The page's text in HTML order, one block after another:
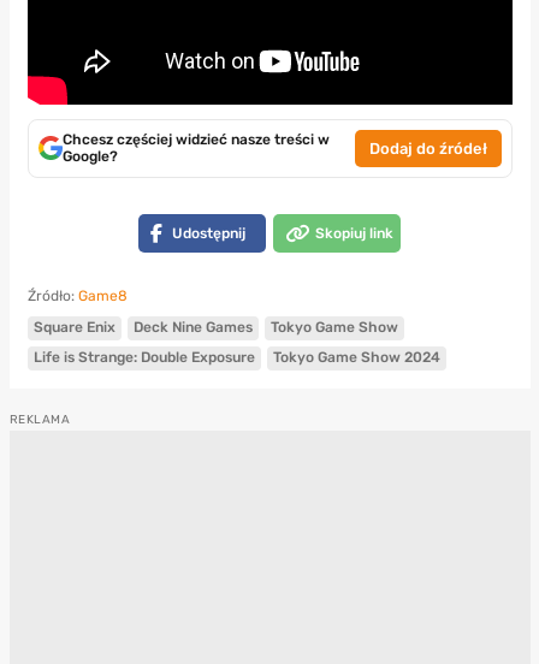
Chcesz częściej widzieć nasze treści w
Google?
Dodaj do źródeł
Udostępnij Skopiuj link
Źródło: Game8
Square Enix
Deck Nine Games
Tokyo Game Show
Life is Strange: Double Exposure
Tokyo Game Show 2024